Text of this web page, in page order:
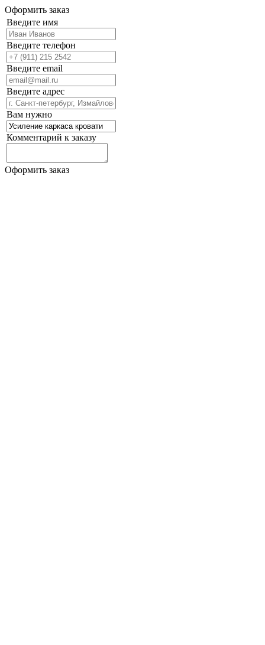
Оформить заказ
Введите имя
Введите телефон
Введите email
Введите адрес
Вам нужно
Комментарий к заказу
Оформить заказ